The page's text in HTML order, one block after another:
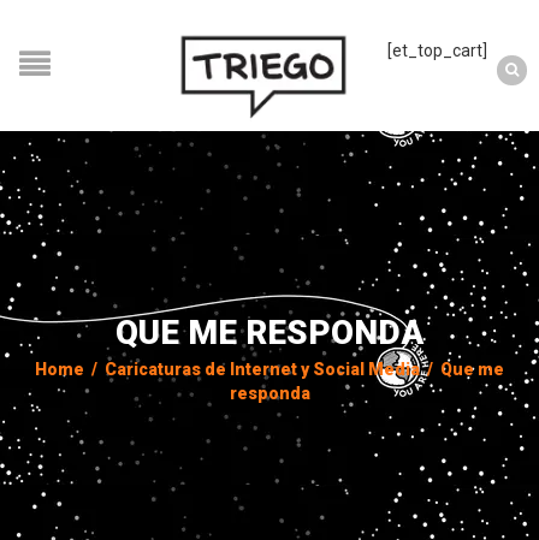
[et_top_cart]
QUE ME RESPONDA
Home / Caricaturas de Internet y Social Media / Que me
responda